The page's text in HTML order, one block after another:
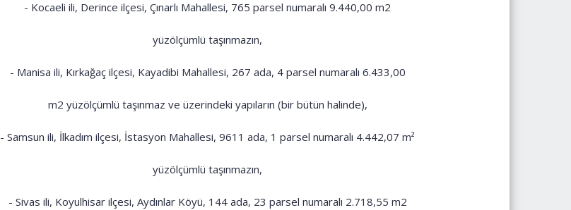
- Kocaeli ili, Derince ilçesi, Çınarlı Mahallesi, 765 parsel numaralı 9.440,00 m2
yüzölçümlü taşınmazın,
- Manisa ili, Kırkağaç ilçesi, Kayadibi Mahallesi, 267 ada, 4 parsel numaralı 6.433,00
m2 yüzölçümlü taşınmaz ve üzerindeki yapıların (bir bütün halinde),
- Samsun ili, İlkadım ilçesi, İstasyon Mahallesi, 9611 ada, 1 parsel numaralı 4.442,07 m²
yüzölçümlü taşınmazın,
- Sivas ili, Koyulhisar ilçesi, Aydınlar Köyü, 144 ada, 23 parsel numaralı 2.718,55 m2